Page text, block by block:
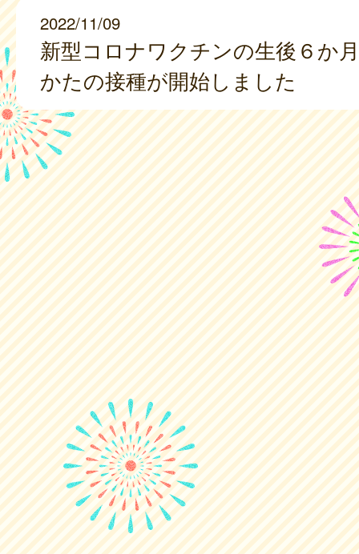
2022/11/09
新型コロナワクチンの生後６か
かたの接種が開始しました